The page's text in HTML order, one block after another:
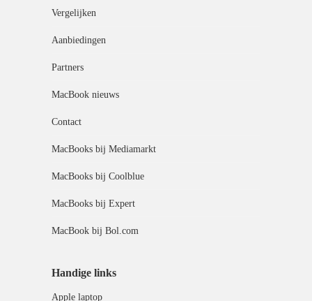
Vergelijken
Aanbiedingen
Partners
MacBook nieuws
Contact
MacBooks bij Mediamarkt
MacBooks bij Coolblue
MacBooks bij Expert
MacBook bij Bol.com
Handige links
Apple laptop